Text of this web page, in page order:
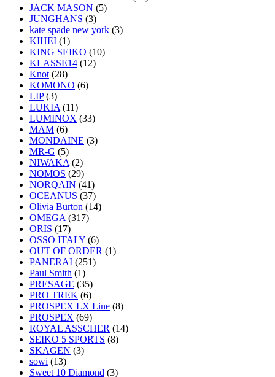
JACK MASON (5)
JUNGHANS (3)
kate spade new york (3)
KIHEI (1)
KING SEIKO (10)
KLASSE14 (12)
Knot (28)
KOMONO (6)
LIP(3)
LUKIA (11)
LUMINOX (33)
MAM (6)
MONDAINE (3)
MR-G (5)
NIWAKA (2)
NOMOS (29)
NORQAIN (41)
OCEANUS (37)
Olivia Burton (14)
OMEGA (317)
ORIS (17)
OSSO ITALY (6)
OUT OF ORDER (1)
PANERAI (251)
Paul Smith (1)
PRESAGE (35)
PRO TREK (6)
PROSPEX LX Line (8)
PROSPEX (69)
ROYAL ASSCHER (14)
SEIKO 5 SPORTS (8)
SKAGEN (3)
sowi (13)
Sweet 10 Diamond (3)